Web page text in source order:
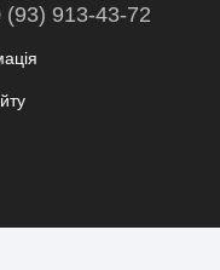
(93) 913-43-72